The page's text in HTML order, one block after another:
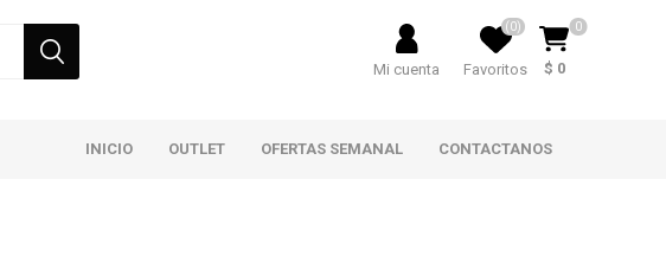
Mi cuenta Favoritos
(0) 0
$ 0
INICIO OUTLET OFERTAS SEMANAL CONTACTANOS